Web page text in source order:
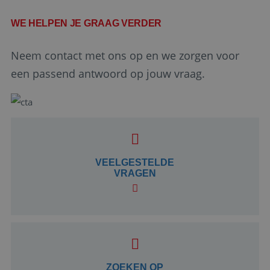
WE HELPEN JE GRAAG VERDER
Neem contact met ons op en we zorgen voor
een passend antwoord op jouw vraag.
VEELGESTELDE
VRAGEN
ZOEKEN OP
www.google.com